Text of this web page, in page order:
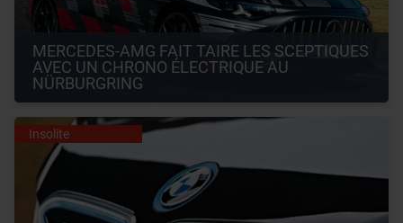
MERCEDES-AMG FAIT TAIRE LES SCEPTIQUES
AVEC UN CHRONO ÉLECTRIQUE AU
NÜRBURGRING
Insolite